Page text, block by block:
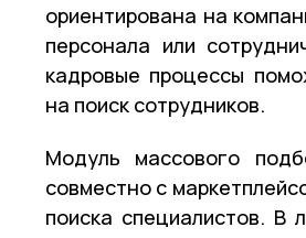
ориентирована на
персонала или
кадровые процессы
на поиск сотрудников.
Модуль массового
совместно с
поиска специалистов. В